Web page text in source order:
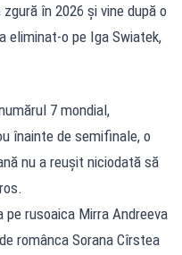
în 2026 și vine după o
eliminat-o pe Iga Swiatek,
7 mondial,
înainte de semifinale, o
nu a reușit niciodată să
rusoaica Mirra Andreeva
românca Sorana Cîrstea